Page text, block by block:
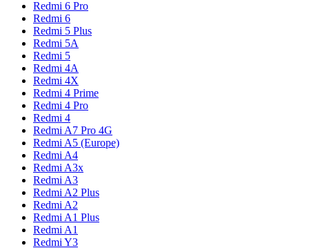
Redmi 6 Pro
Redmi 6
Redmi 5 Plus
Redmi 5A
Redmi 5
Redmi 4A
Redmi 4X
Redmi 4 Prime
Redmi 4 Pro
Redmi 4
Redmi A7 Pro 4G
Redmi A5 (Europe)
Redmi A4
Redmi A3x
Redmi A3
Redmi A2 Plus
Redmi A2
Redmi A1 Plus
Redmi A1
Redmi Y3